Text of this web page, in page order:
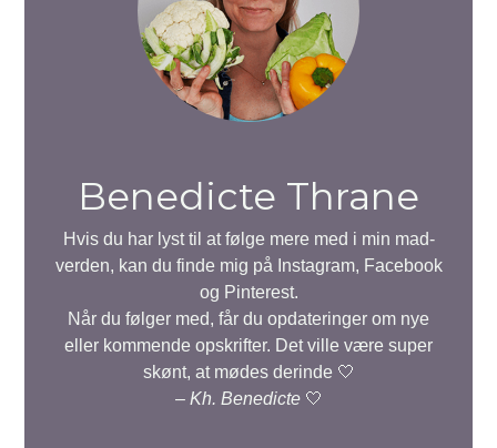
Benedicte Thrane
Hvis du har lyst til at følge mere med i min mad-
verden, kan du finde mig på Instagram, Facebook
og Pinterest.
Når du følger med, får du opdateringer om nye
eller kommende opskrifter. Det ville være super
skønt, at mødes derinde 🤍
– Kh. Benedicte🤍